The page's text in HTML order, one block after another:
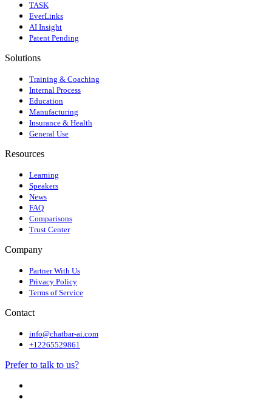
TASK
EverLinks
AI Insight
Patent Pending
Solutions
Training & Coaching
Internal Process
Education
Manufacturing
Insurance & Health
General Use
Resources
Learning
Speakers
News
FAQ
Comparisons
Trust Center
Company
Partner With Us
Privacy Policy
Terms of Service
Contact
info@chatbar-ai.com
+12265529861
Prefer to talk to us?